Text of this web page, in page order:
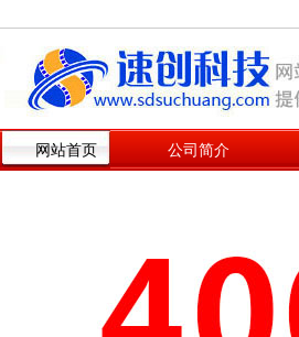
网站首页 公司简介